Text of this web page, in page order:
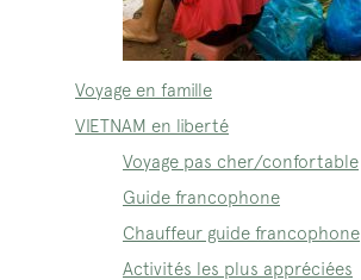
Voyage en famille
VIETNAM en liberté
Voyage pas cher/confortable
Guide francophone
Chauffeur guide francophone
Activités les plus appréciées